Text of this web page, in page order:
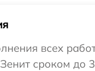
всех
сроком до